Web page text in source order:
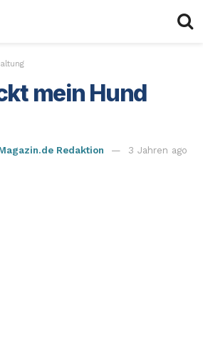
mein Hund
Redaktion 3 Jahren ago